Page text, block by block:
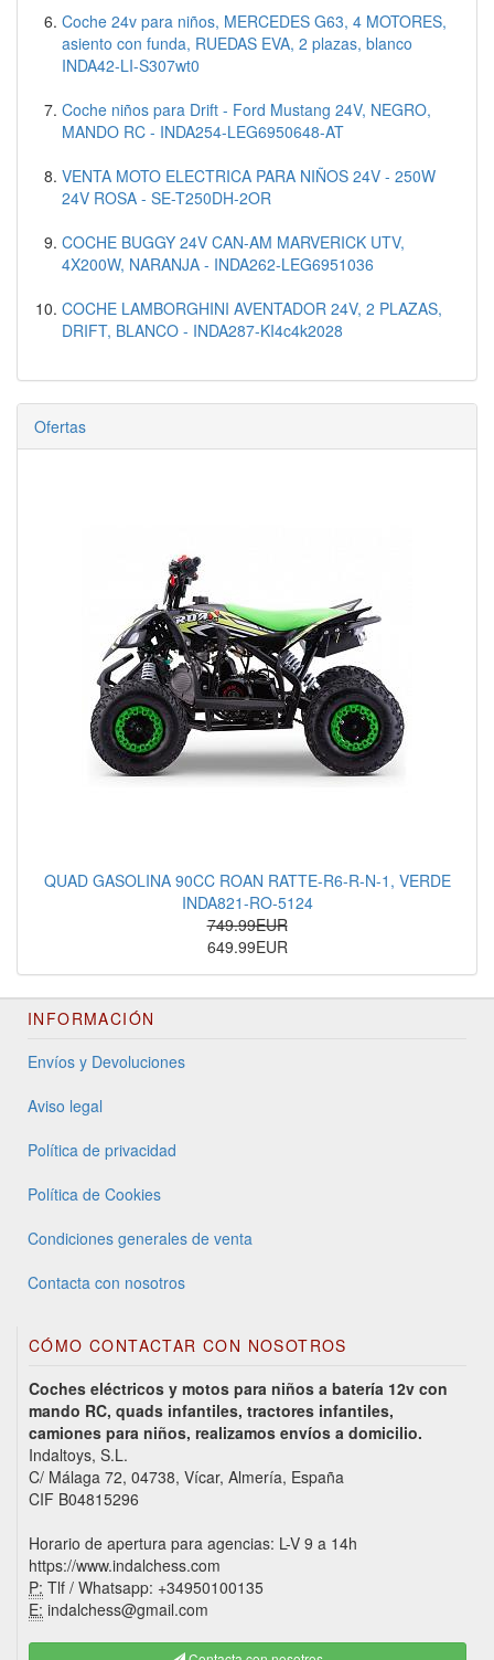
Coche 24v para niños, MERCEDES G63, 4 MOTORES,
asiento con funda, RUEDAS EVA, 2 plazas, blanco
INDA42-LI-S307wt0
Coche niños para Drift - Ford Mustang 24V, NEGRO,
MANDO RC - INDA254-LEG6950648-AT
VENTA MOTO ELECTRICA PARA NIÑOS 24V - 250W
24V ROSA - SE-T250DH-2OR
COCHE BUGGY 24V CAN-AM MARVERICK UTV,
4X200W, NARANJA - INDA262-LEG6951036
COCHE LAMBORGHINI AVENTADOR 24V, 2 PLAZAS,
DRIFT, BLANCO - INDA287-KI4c4k2028
Ofertas
QUAD GASOLINA 90CC ROAN RATTE-R6-R-N-1, VERDE
INDA821-RO-5124
749.99EUR
649.99EUR
INFORMACIÓN
Envíos y Devoluciones
Aviso legal
Política de privacidad
Política de Cookies
Condiciones generales de venta
Contacta con nosotros
CÓMO CONTACTAR CON NOSOTROS
Coches eléctricos y motos para niños a batería 12v con
mando RC, quads infantiles, tractores infantiles,
camiones para niños, realizamos envíos a domicilio.
Indaltoys, S.L.
C/ Málaga 72, 04738, Vícar, Almería, España
CIF B04815296
Horario de apertura para agencias: L-V 9 a 14h
https://www.indalchess.com
P: Tlf / Whatsapp: +34950100135
E: indalchess@gmail.com